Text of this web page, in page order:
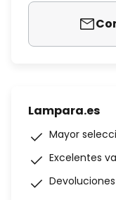
Lampara.es
Mayor
Excelentes